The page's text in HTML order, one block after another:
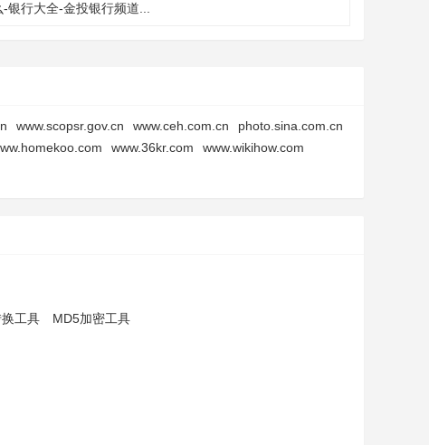
银行大全-金投银行频道...
www.scopsr.gov.cn www.ceh.com.cn
photo.sina.com.cn
www.36kr.com
www.wikihow.com
工具
MD5加密工具